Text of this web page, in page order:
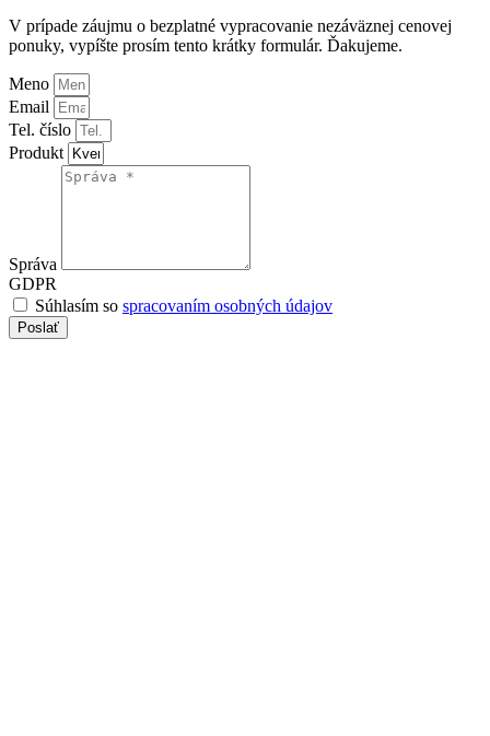
V prípade záujmu o bezplatné vypracovanie nezáväznej cenovej
ponuky, vypíšte prosím tento krátky formulár. Ďakujeme.
Meno
Email
Tel. číslo
Produkt
Správa
GDPR
Súhlasím so spracovaním osobných údajov
Poslať